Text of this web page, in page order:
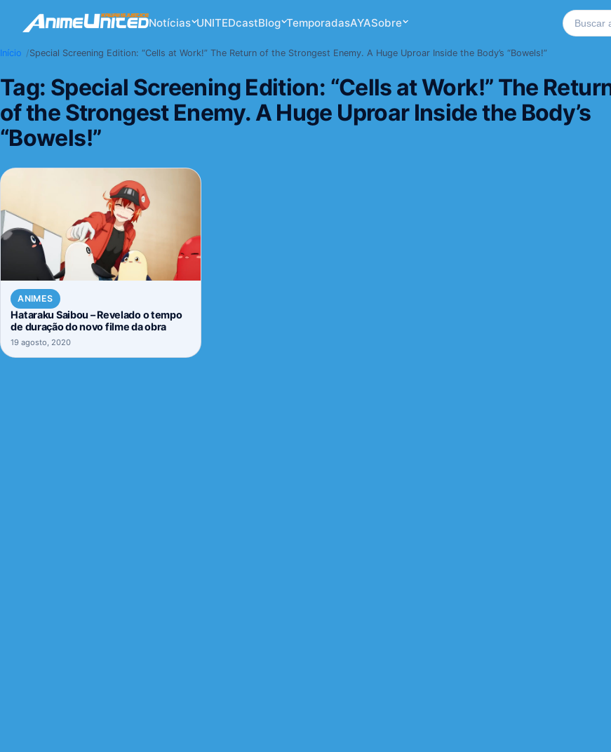
Notícias UNITEDcastBlog TemporadasAYASobre Buscar
Início Special Screening Edition: “Cells at Work!” The Return of the Strongest Enemy. A Huge Uproar Inside the Body’s “Bowels!”
Tag: Special Screening Edition: “Cells at Work!” The
of the Strongest Enemy. A Huge Uproar Inside the Body’s
“Bowels!”
ANIMES
Hataraku Saibou – Revelado o tempo
de duração do novo filme da obra
19 agosto, 2020